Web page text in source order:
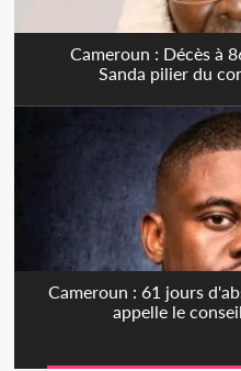
Cameroun : Décès à
Sanda pilier du
Cameroun : 61 jours
appelle le